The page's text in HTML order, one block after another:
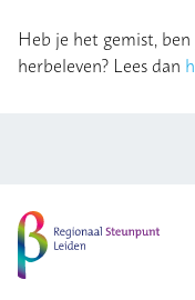
Heb je het gemist,
herbeleven? Lees dan